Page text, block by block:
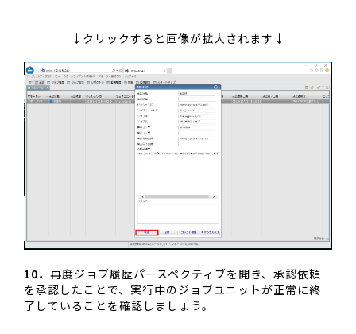
↓クリックすると画像が拡大されます↓
10． 再度ジョブ履歴パースペクティブを開き、承認依頼
を承認したことで、実行中のジョブユニットが正常に終
了していることを確認しましょう。